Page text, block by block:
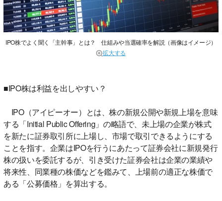
IPO株でよく聞く「主幹事」とは？ 仕組みや当選確率を解説（画像はイメージ）
拡大する
■IPO株は利益を出しやすい？
IPO（アイピーオー）とは、株の新規公開や新規上場を意味
する「Initial Public Offering」の略語で、未上場の企業が株式
を新たに証券取引所に上場し、市場で取引できるようにする
ことを指す。企業はIPOを行うにあたって証券会社に新規発行
株の扱いを委託するが、引き受けた証券会社は企業の業績や
将来性、同業種の株価などを鑑みて、上場前の適正な株価で
ある「公募価格」を算出する。